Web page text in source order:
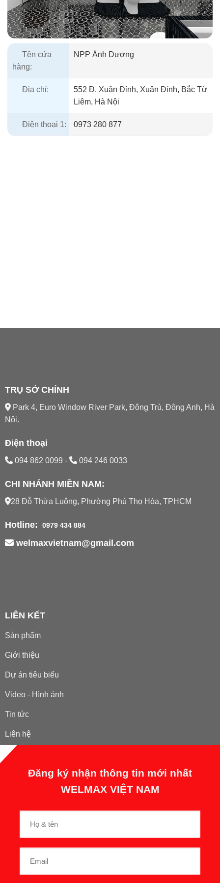
Tên cửa
hàng:
NPP Ánh Dương
Địa chỉ:
552 Đ. Xuân Đỉnh, Xuân Đỉnh, Bắc Từ
Liêm, Hà Nội
Điện thoại 1: 0973 280 877
TRỤ SỞ CHÍNH
Park 4, Euro Window River Park, Đông Trù, Đông Anh, Hà
Nội.
Điện thoại
094 862 0099 - 094 246 0033
CHI NHÁNH MIỀN NAM:
28 Đỗ Thừa Luông, Phường Phú Thọ Hòa, TPHCM
Hotline: 0979 434 884
welmaxvietnam@gmail.com
LIÊN KẾT
Sản phẩm
Giới thiệu
Dự án tiêu biểu
Video - Hình ảnh
Tin tức
Liên hệ
Đăng ký nhận thông tin mới nhất
WELMAX VIỆT NAM